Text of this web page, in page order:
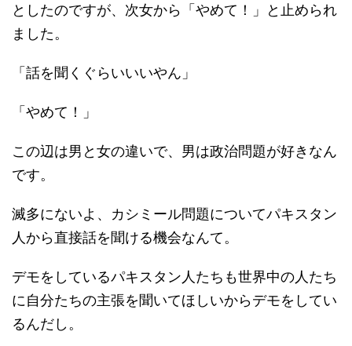
としたのですが、次女から「やめて！」と止められ
ました。
「話を聞くぐらいいいやん」
「やめて！」
この辺は男と女の違いで、男は政治問題が好きなん
です。
滅多にないよ、カシミール問題についてパキスタン
人から直接話を聞ける機会なんて。
デモをしているパキスタン人たちも世界中の人たち
に自分たちの主張を聞いてほしいからデモをしてい
るんだし。